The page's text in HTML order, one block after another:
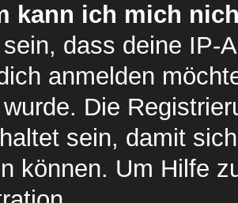
kann ich mich
dass deine IP-
anmelden
Die
sein, damit
können. Um Hilfe